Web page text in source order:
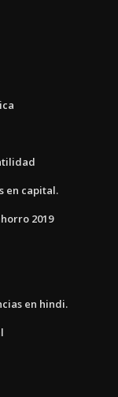
en capital.
2019
en hindi.